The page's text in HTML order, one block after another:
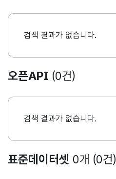
검색 결과가 없습니다.
오픈API (0건)
검색 결과가 없습니다.
표준데이터셋 0개 (0건)